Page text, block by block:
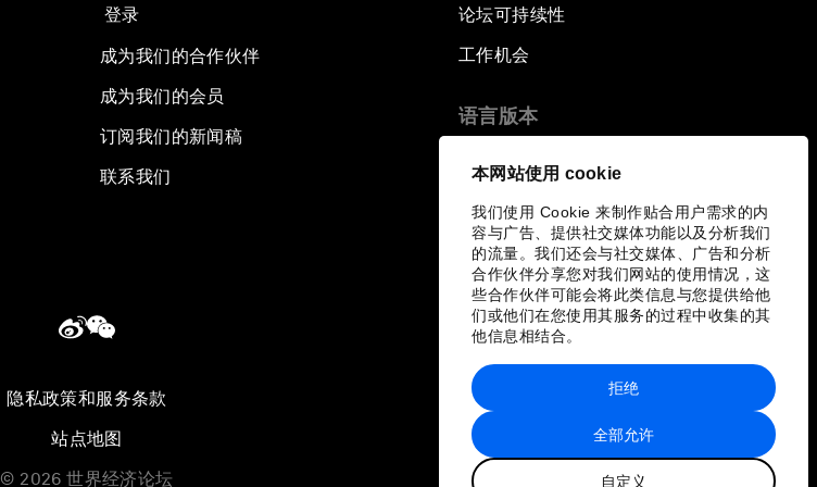
本网站使用 cookie
我们使用 Cookie 来制作贴合用户需求的内
容与广告、提供社交媒体功能以及分析我们
的流量。我们还会与社交媒体、广告和分析
合作伙伴分享您对我们网站的使用情况，这
些合作伙伴可能会将此类信息与您提供给他
们或他们在您使用其服务的过程中收集的其
他信息相结合。
全部允许
自定义
拒绝
登录
成为我们的合作伙伴
成为我们的会员
订阅我们的新闻稿
联系我们
论坛可持续性
工作机会
语言版本
隐私政策和服务条款
站点地图
© 2026 世界经济论坛